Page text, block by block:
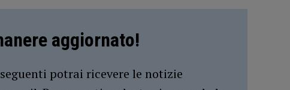
aggiornato!
potrai ricevere le notizie